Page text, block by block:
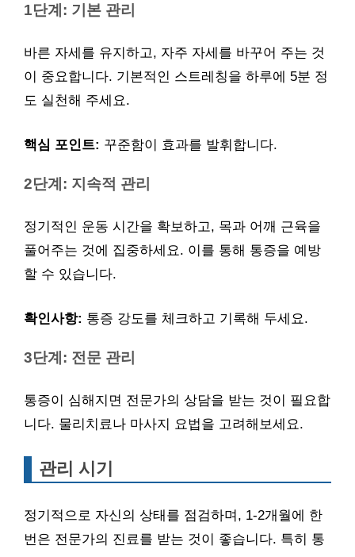
1단계: 기본 관리
바른 자세를 유지하고, 자주 자세를 바꾸어 주는 것
이 중요합니다. 기본적인 스트레칭을 하루에 5분 정
도 실천해 주세요.
핵심 포인트: 꾸준함이 효과를 발휘합니다.
2단계: 지속적 관리
정기적인 운동 시간을 확보하고, 목과 어깨 근육을
풀어주는 것에 집중하세요. 이를 통해 통증을 예방
할 수 있습니다.
확인사항: 통증 강도를 체크하고 기록해 두세요.
3단계: 전문 관리
통증이 심해지면 전문가의 상담을 받는 것이 필요합
니다. 물리치료나 마사지 요법을 고려해보세요.
관리 시기
정기적으로 자신의 상태를 점검하며, 1-2개월에 한
번은 전문가의 진료를 받는 것이 좋습니다. 특히 통